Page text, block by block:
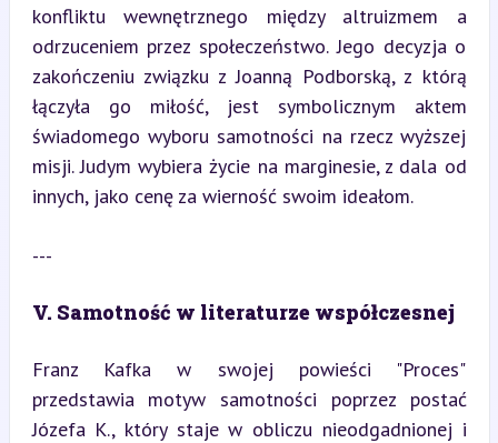
konfliktu wewnętrznego między altruizmem a
odrzuceniem przez społeczeństwo. Jego decyzja o
zakończeniu związku z Joanną Podborską, z którą
łączyła go miłość, jest symbolicznym aktem
świadomego wyboru samotności na rzecz wyższej
misji. Judym wybiera życie na marginesie, z dala od
innych, jako cenę za wierność swoim ideałom.
---
V. Samotność w literaturze współczesnej
Franz Kafka w swojej powieści "Proces"
przedstawia motyw samotności poprzez postać
Józefa K., który staje w obliczu nieodgadnionej i